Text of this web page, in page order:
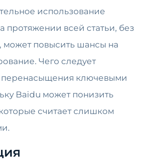
использование
протяжении всей статьи, без
повысить шансы на
Чего следует
перенасыщения ключевыми
Baidu может понизить
считает слишком